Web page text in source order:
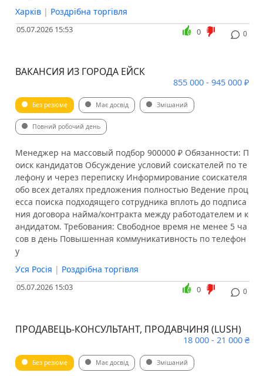
Харків | Роздрібна торгівля
05.07.2026 15:53 0
0
ВАКАНСИЯ ИЗ ГОРОДА ЕЙСК
855 000 - 945 000 ₽
Без резюме Має досвід Змішаний
Повний робочий день
Менеджер на массовый подбор 900000 ₽ Обязанности: П
оиск кандидатов Обсуждение условий соискателей по те
лефону и через переписку Информирование соискателя
обо всех деталях предложения полностью Ведение проц
есса поиска подходящего сотрудника вплоть до подписа
ния договора найма/контракта между работодателем и к
андидатом. Требования: Свободное время не менее 5 ча
сов в день Повышенная коммуникативность по телефон
у
Уся Росія | Роздрібна торгівля
05.07.2026 15:03 0
0
ПРОДАВЕЦЬ-КОНСУЛЬТАНТ, ПРОДАВЧИНЯ (LUSH)
18 000 - 21 000 ₴
Без резюме Має досвід Змішаний